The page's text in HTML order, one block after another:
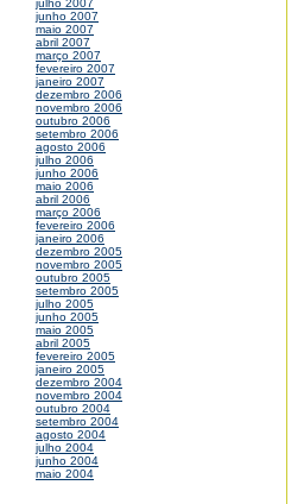
julho 2007
junho 2007
maio 2007
abril 2007
março 2007
fevereiro 2007
janeiro 2007
dezembro 2006
novembro 2006
outubro 2006
setembro 2006
agosto 2006
julho 2006
junho 2006
maio 2006
abril 2006
março 2006
fevereiro 2006
janeiro 2006
dezembro 2005
novembro 2005
outubro 2005
setembro 2005
julho 2005
junho 2005
maio 2005
abril 2005
fevereiro 2005
janeiro 2005
dezembro 2004
novembro 2004
outubro 2004
setembro 2004
agosto 2004
julho 2004
junho 2004
maio 2004